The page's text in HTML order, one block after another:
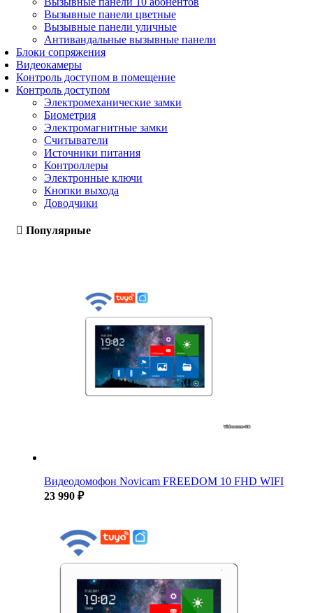
Вызывные панели цветные
Вызывные панели уличные
Антивандальные вызывные панели
Блоки сопряжения
Видеокамеры
Контроль доступом в помещение
Контроль доступом
Электромеханические замки
Биометрия
Электромагнитные замки
Считыватели
Источники питания
Контроллеры
Электронные ключи
Кнопки выхода
Доводчики
Популярные
Видеодомофон Novicam FREEDOM 10 FHD WIFI
23 990 ₽